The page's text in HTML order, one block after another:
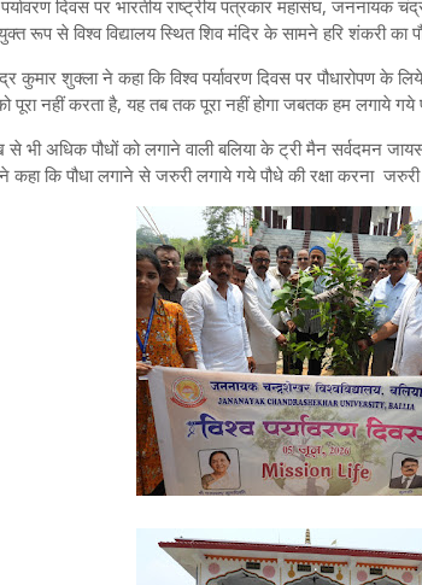
पर्यावरण दिवस पर भारतीय राष्ट्रीय पत्रकार महासंघ, जननायक
रूप से विश्व विद्यालय स्थित शिव मंदिर के सामने हरि शंकरी का
कुमार शुक्ला ने कहा कि विश्व पर्यावरण दिवस पर पौधारोपण के
पूरा नहीं करता है, यह तब तक पूरा नहीं होगा जबतक हम लगाये गये
से भी अधिक पौधों को लगाने वाली बलिया के ट्री मैन सर्वदमन
कहा कि पौधा लगाने से जरुरी लगाये गये पौधे की रक्षा करना